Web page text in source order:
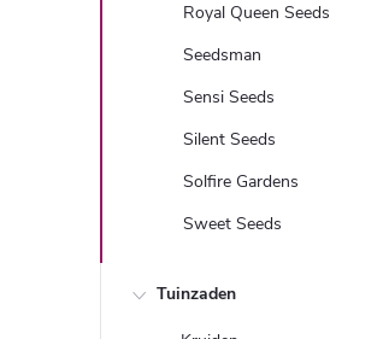
Royal Queen Seeds
Seedsman
Sensi Seeds
Silent Seeds
Solfire Gardens
Sweet Seeds
Tuinzaden